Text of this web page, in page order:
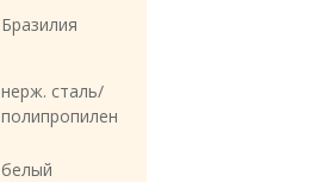
Бразилия
нерж. сталь/
полипропилен
белый